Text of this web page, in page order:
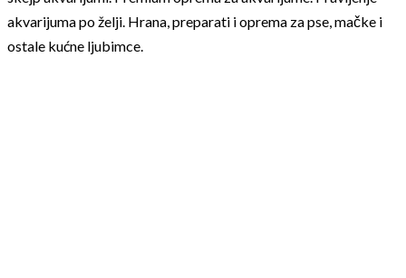
akvarijuma po želji. Hrana, preparati i oprema za pse, mačke i
ostale kućne ljubimce.